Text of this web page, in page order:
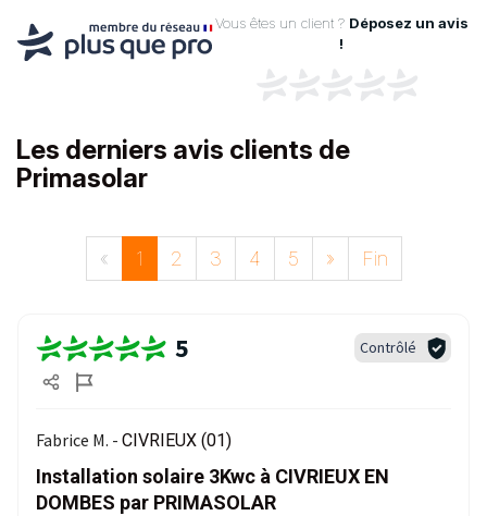
Vous êtes un client ? Déposez un avis
!
Les derniers avis clients de
Primasolar
« 1 2 3 4 5 » Fin
5 Contrôlé
Fabrice M. - CIVRIEUX (01)
Installation solaire 3Kwc à CIVRIEUX EN
DOMBES par PRIMASOLAR